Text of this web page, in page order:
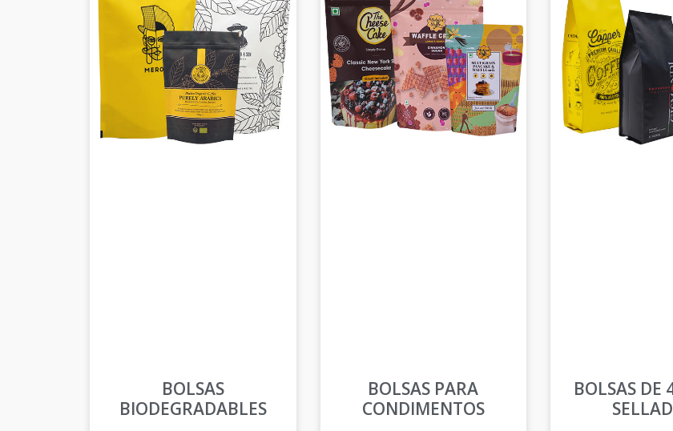
BOLSAS
BIODEGRADABLES
BOLSAS PARA
CONDIMENTOS
BOLSAS DE